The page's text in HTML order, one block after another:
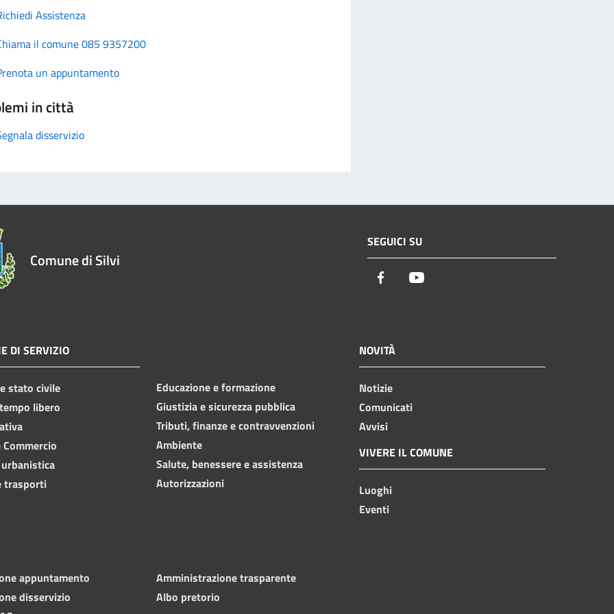
Assistenza
il comune 085 9357200
un appuntamento
in città
disservizio
Comune di Silvi
SEGUICI SU
Facebook
DI SERVIZIO
stato civile
libero
trasporti
Educazione e formazione
Giustizia e sicurezza pubblica
Tributi, finanze e contravvenzioni
Ambiente
Salute, benessere e assistenza
Autorizzazioni
NOVITÀ
Notizie
Comunicati
Avvisi
VIVERE IL COMUNE
Luoghi
Eventi
appuntamento
disservizio
Amministrazione trasparente
Albo pretorio